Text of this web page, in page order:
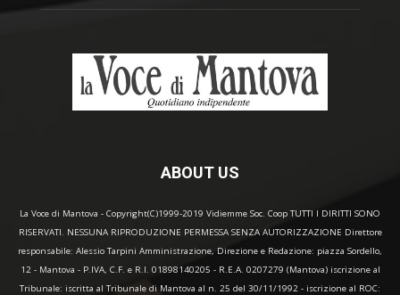
ABOUT US
La Voce di Mantova - Copyright(C)1999-2019 Vidiemme Soc. Coop TUTTI I DIRITTI SONO
RISERVATI. NESSUNA RIPRODUZIONE PERMESSA SENZA AUTORIZZAZIONE Direttore
responsabile: Alessio Tarpini Amministrazione, Direzione e Redazione: piazza Sordello,
12 - Mantova - P.IVA, C.F. e R.I. 01898140205 - R.E.A. 0207279 (Mantova) iscrizione al
Tribunale: iscritta al Tribunale di Mantova al n. 25 del 30/11/1992 - iscrizione al ROC: